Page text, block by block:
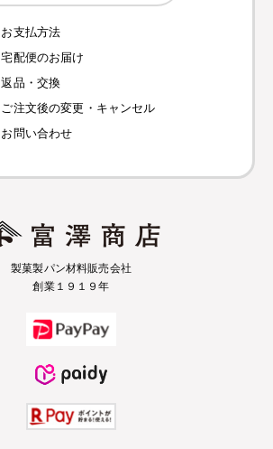
お支払方法
宅配便のお届け
返品・交換
ご注文後の変更・キャンセル
お問い合わせ
製菓製パン材料販売会社
創業１９１９年